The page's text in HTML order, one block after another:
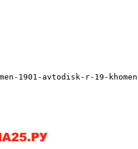
1901-avtodisk-r-19-